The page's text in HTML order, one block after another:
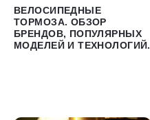
ВЕЛОСИПЕДНЫЕ
ТОРМОЗА. ОБЗОР
БРЕНДОВ, ПОПУЛЯРНЫХ
МОДЕЛЕЙ И ТЕХНОЛОГИЙ.